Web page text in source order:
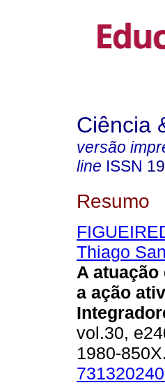
Ciência
versão
line ISSN
Resumo
Thiago
A
a ação
vol.30,
1980-